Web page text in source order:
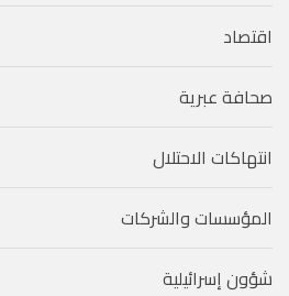
اقتصاد
صحافة عبرية
انتهاكات الاحتلال
المؤسسات والشركات
شؤون إسرائيلية